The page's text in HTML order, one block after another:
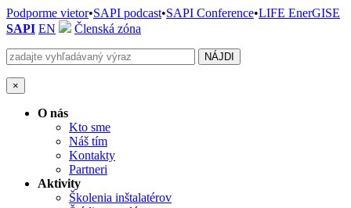
Podporme vietor•SAPI podcast•SAPI Conference•LIFE EnerGISE
SAPI EN Členská zóna
×
O nás
Kto sme
Náš tím
Kontakty
Partneri
Aktivity
Školenia inštalatérov